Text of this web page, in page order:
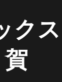
ク
賀